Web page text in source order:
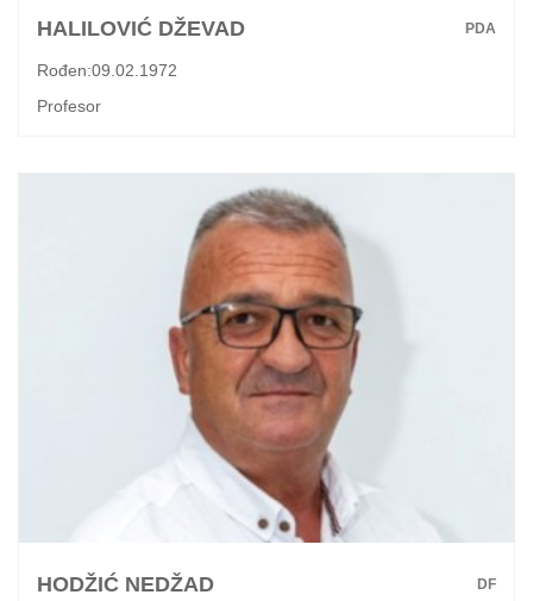
HALILOVIĆ DŽEVAD PDA
Rođen:09.02.1972
Profesor
HODŽIĆ NEDŽAD DF